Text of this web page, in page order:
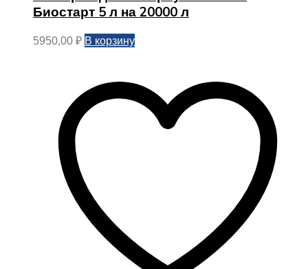
Биостарт 5 л на 20000 л
5950,00 ₽ В корзину